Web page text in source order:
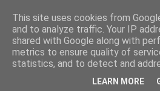
Αρχική σελίδα ΜΗΤΡΩΟ
Ψηφιακή
τις γέφυρες της χώρας
This site uses cookies from
and to analyze traffic. Your IP
shared with Google along with
metrics to ensure quality of
statistics, and to detect and
LEARN MORE